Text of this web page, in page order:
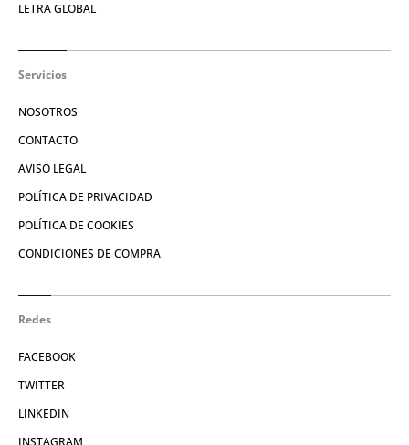
LETRA GLOBAL
Servicios
NOSOTROS
CONTACTO
AVISO LEGAL
POLÍTICA DE PRIVACIDAD
POLÍTICA DE COOKIES
CONDICIONES DE COMPRA
Redes
FACEBOOK
TWITTER
LINKEDIN
INSTAGRAM